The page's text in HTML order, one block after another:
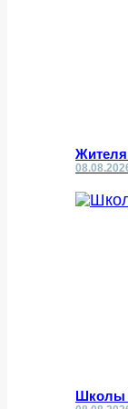
Школы